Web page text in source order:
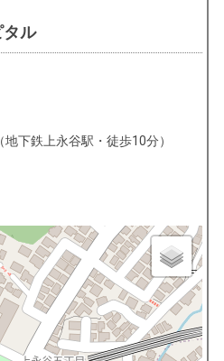
ル
下鉄上永谷駅・徒歩10分）